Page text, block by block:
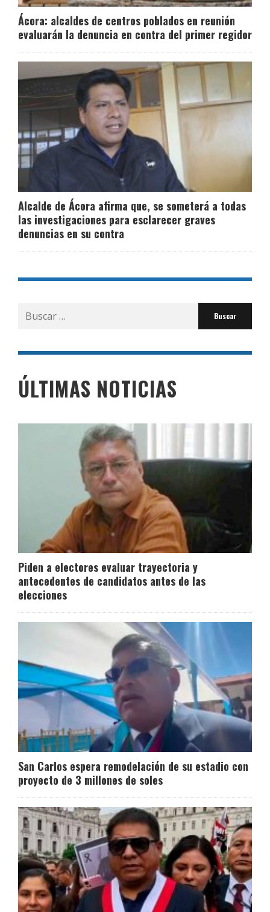
Ácora: alcaldes de centros poblados en reunión
evaluarán la denuncia en contra del primer regidor
Alcalde de Ácora afirma que, se someterá a todas
las investigaciones para esclarecer graves
denuncias en su contra
Buscar
por:
ÚLTIMAS NOTICIAS
Piden a electores evaluar trayectoria y
antecedentes de candidatos antes de las
elecciones
San Carlos espera remodelación de su estadio con
proyecto de 3 millones de soles